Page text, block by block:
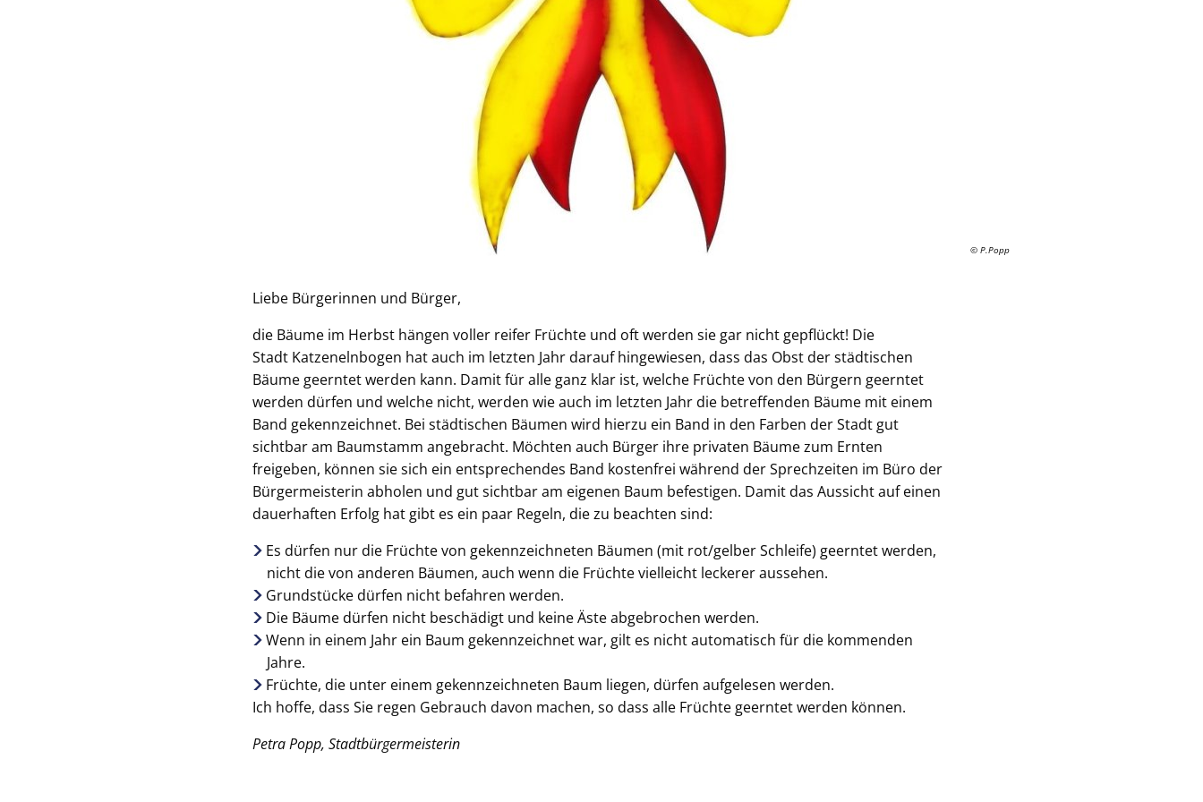
© P.Popp
Liebe Bürgerinnen und Bürger,
die Bäume im Herbst hängen voller reifer Früchte und oft werden sie gar nicht gepflückt! Die
Stadt Katzenelnbogen hat auch im letzten Jahr darauf hingewiesen, dass das Obst der städtischen
Bäume geerntet werden kann. Damit für alle ganz klar ist, welche Früchte von den Bürgern geerntet
werden dürfen und welche nicht, werden wie auch im letzten Jahr die betreffenden Bäume mit einem
Band gekennzeichnet. Bei städtischen Bäumen wird hierzu ein Band in den Farben der Stadt gut
sichtbar am Baumstamm angebracht. Möchten auch Bürger ihre privaten Bäume zum Ernten
freigeben, können sie sich ein entsprechendes Band kostenfrei während der Sprechzeiten im Büro der
Bürgermeisterin abholen und gut sichtbar am eigenen Baum befestigen. Damit das Aussicht auf einen
dauerhaften Erfolg hat gibt es ein paar Regeln, die zu beachten sind:
Es dürfen nur die Früchte von gekennzeichneten Bäumen (mit rot/gelber Schleife) geerntet werden,
nicht die von anderen Bäumen, auch wenn die Früchte vielleicht leckerer aussehen.
Grundstücke dürfen nicht befahren werden.
Die Bäume dürfen nicht beschädigt und keine Äste abgebrochen werden.
Wenn in einem Jahr ein Baum gekennzeichnet war, gilt es nicht automatisch für die kommenden
Jahre.
Früchte, die unter einem gekennzeichneten Baum liegen, dürfen aufgelesen werden.
Ich hoffe, dass Sie regen Gebrauch davon machen, so dass alle Früchte geerntet werden können.
Petra Popp, Stadtbürgermeisterin